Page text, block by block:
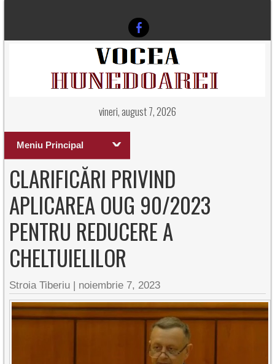
vineri, august 7, 2026
Meniu Principal
CLARIFICĂRI PRIVIND
APLICAREA OUG 90/2023
PENTRU REDUCERE A
CHELTUIELILOR
Stroia Tiberiu | noiembrie 7, 2023